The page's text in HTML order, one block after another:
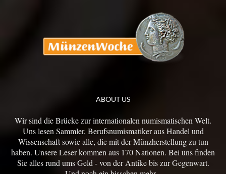
ABOUT US
Wir sind die Brücke zur internationalen numismatischen Welt.
Uns lesen Sammler, Berufsnumismatiker aus Handel und
Wissenschaft sowie alle, die mit der Münzherstellung zu tun
haben. Unsere Leser kommen aus 170 Nationen. Bei uns finden
Sie alles rund ums Geld - von der Antike bis zur Gegenwart.